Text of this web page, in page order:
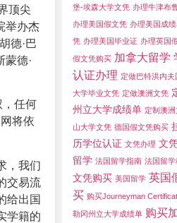
顶尖
举办杰
德·巴
蒙德·
，任何
将依
，我们
交易流
给出国
学籍的
堡-埃森大学文凭 办理牛津布
办理美国假文凭 办理美国成
凭 办理美国毕业证 办理英国
假文凭购买 加拿大留学
认证办理 定做巴特洪内
大学毕业文凭 定做澳洲文凭
州立大学成绩单 定制澳
山大学文凭 德国假文凭购买
历学位认证 文凭办理 文
留学 法国留学指南 法国留学
文凭购买 美国留学 英国
买 购买Journeyman
勒冈州立大学成绩单 购买